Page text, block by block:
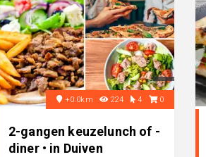
+0.0km 224 4 0
2-gangen keuzelunch of -
diner • in Duiven